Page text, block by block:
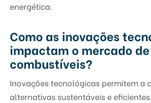
energética.
Como as inovações
impactam o mercado de
combustíveis?
Inovações tecnológicas permitem a
alternativas sustentáveis e